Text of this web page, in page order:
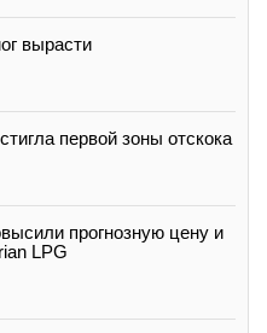
вырасти
первой зоны отскока
прогнозную цену и
LPG